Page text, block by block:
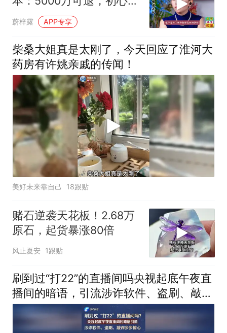
可丢！
蔚梓露 APP专享
柴桑大姐真是太刚了，今天回应了淮河大
药房有许姚亲戚的传闻！
美好未来靠自己 18跟贴
赌石逆袭天花板！2.68万
原石，起货暴涨80倍
风止夏安 1跟贴
刷到过“打22”的直播间吗央视起底午夜直
播间的暗语，引流涉诈软件、盗刷、敲诈
步步惊心